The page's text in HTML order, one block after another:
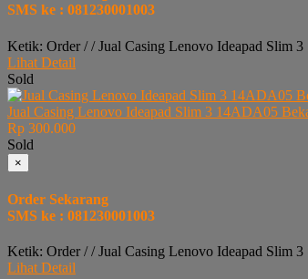
SMS ke : 081230001003
Ketik: Order / / Jual Casing Lenovo Ideapad Slim
Lihat Detail
Sold
Jual Casing Lenovo Ideapad Slim 3 14ADA05
Rp 300.000
Sold
×
Order Sekarang
SMS ke : 081230001003
Ketik: Order / / Jual Casing Lenovo Ideapad Slim
Lihat Detail